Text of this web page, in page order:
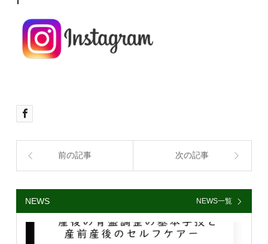
前の記事 次の記事
NEWS NEWS一覧